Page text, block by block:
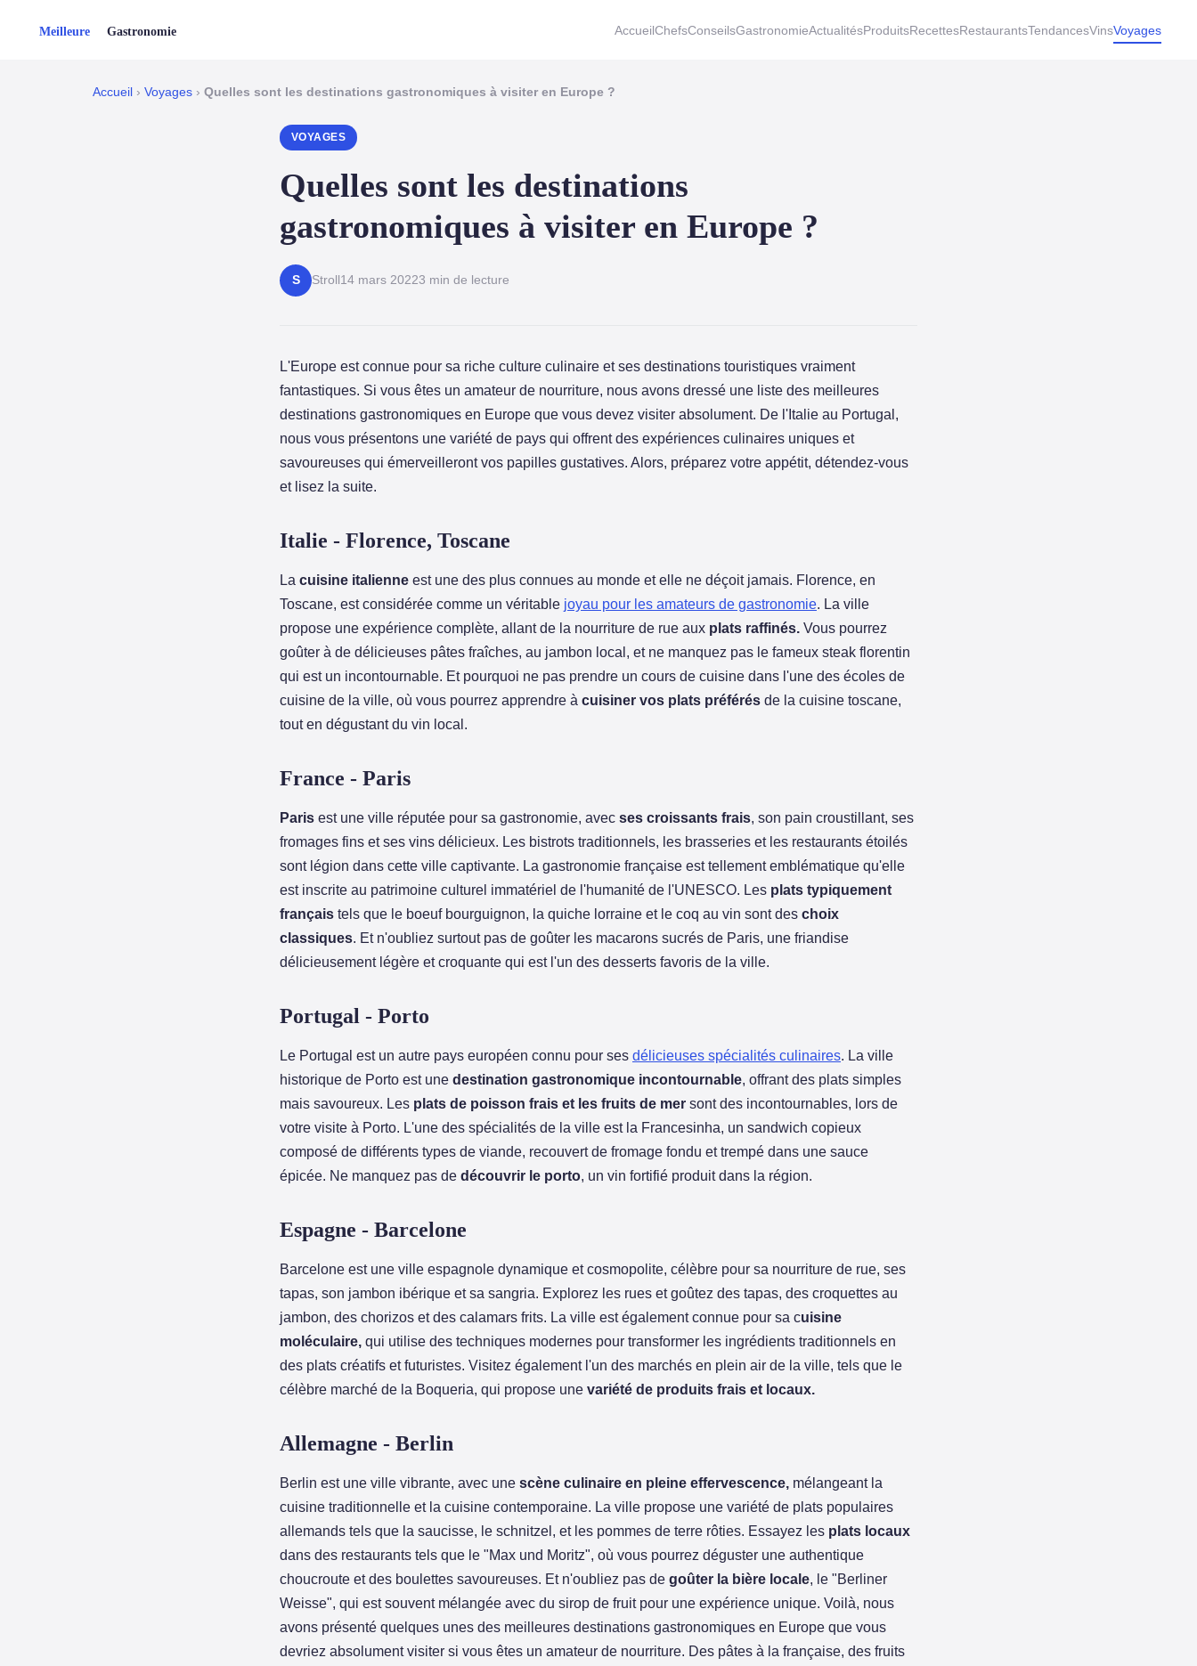
AccueilChefsConseilsGastronomieActualitésProduitsRecettesRestaurantsTendancesVinsVoyages
Accueil › Voyages › Quelles sont les destinations gastronomiques à visiter en Europe ?
VOYAGES
Quelles sont les destinations
gastronomiques à visiter en Europe ?
S Stroll14 mars 20223 min de lecture
L'Europe est connue pour sa riche culture culinaire et ses destinations touristiques vraiment
fantastiques. Si vous êtes un amateur de nourriture, nous avons dressé une liste des meilleures
destinations gastronomiques en Europe que vous devez visiter absolument. De l'Italie au Portugal,
nous vous présentons une variété de pays qui offrent des expériences culinaires uniques et
savoureuses qui émerveilleront vos papilles gustatives. Alors, préparez votre appétit, détendez-vous
et lisez la suite.
Italie - Florence, Toscane
La cuisine italienne est une des plus connues au monde et elle ne déçoit jamais. Florence, en
Toscane, est considérée comme un véritable joyau pour les amateurs de gastronomie. La ville
propose une expérience complète, allant de la nourriture de rue aux plats raffinés. Vous pourrez
goûter à de délicieuses pâtes fraîches, au jambon local, et ne manquez pas le fameux steak florentin
qui est un incontournable. Et pourquoi ne pas prendre un cours de cuisine dans l'une des écoles de
cuisine de la ville, où vous pourrez apprendre à cuisiner vos plats préférés de la cuisine toscane,
tout en dégustant du vin local.
France - Paris
Paris est une ville réputée pour sa gastronomie, avec ses croissants frais, son pain croustillant, ses
fromages fins et ses vins délicieux. Les bistrots traditionnels, les brasseries et les restaurants étoilés
sont légion dans cette ville captivante. La gastronomie française est tellement emblématique qu'elle
est inscrite au patrimoine culturel immatériel de l'humanité de l'UNESCO. Les plats typiquement
français tels que le boeuf bourguignon, la quiche lorraine et le coq au vin sont des choix
classiques. Et n'oubliez surtout pas de goûter les macarons sucrés de Paris, une friandise
délicieusement légère et croquante qui est l'un des desserts favoris de la ville.
Portugal - Porto
Le Portugal est un autre pays européen connu pour ses délicieuses spécialités culinaires. La ville
historique de Porto est une destination gastronomique incontournable, offrant des plats simples
mais savoureux. Les plats de poisson frais et les fruits de mer sont des incontournables, lors de
votre visite à Porto. L'une des spécialités de la ville est la Francesinha, un sandwich copieux
composé de différents types de viande, recouvert de fromage fondu et trempé dans une sauce
épicée. Ne manquez pas de découvrir le porto, un vin fortifié produit dans la région.
Espagne - Barcelone
Barcelone est une ville espagnole dynamique et cosmopolite, célèbre pour sa nourriture de rue, ses
tapas, son jambon ibérique et sa sangria. Explorez les rues et goûtez des tapas, des croquettes au
jambon, des chorizos et des calamars frits. La ville est également connue pour sa cuisine
moléculaire, qui utilise des techniques modernes pour transformer les ingrédients traditionnels en
des plats créatifs et futuristes. Visitez également l'un des marchés en plein air de la ville, tels que le
célèbre marché de la Boqueria, qui propose une variété de produits frais et locaux.
Allemagne - Berlin
Berlin est une ville vibrante, avec une scène culinaire en pleine effervescence, mélangeant la
cuisine traditionnelle et la cuisine contemporaine. La ville propose une variété de plats populaires
allemands tels que la saucisse, le schnitzel, et les pommes de terre rôties. Essayez les plats locaux
dans des restaurants tels que le "Max und Moritz", où vous pourrez déguster une authentique
choucroute et des boulettes savoureuses. Et n'oubliez pas de goûter la bière locale, le "Berliner
Weisse", qui est souvent mélangée avec du sirop de fruit pour une expérience unique. Voilà, nous
avons présenté quelques unes des meilleures destinations gastronomiques en Europe que vous
devriez absolument visiter si vous êtes un amateur de nourriture. Des pâtes à la française, des fruits